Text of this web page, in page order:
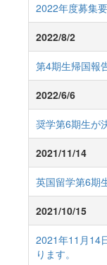
2022年度募集
2022/8/2
第4期生帰国報
2022/6/6
奨学第6期生が
2021/11/14
英国留学第6期
2021/10/15
2021年11月14
ります。